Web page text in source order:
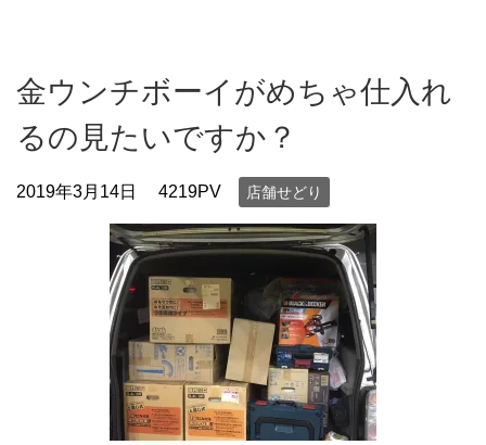
金ウンチボーイがめちゃ仕入れ
るの見たいですか？
2019年3月14日 4219PV 店舗せどり